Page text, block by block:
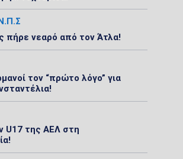
πήρε νεαρό από τον Άτλα!
τον “πρώτο λόγο” για
U17 της ΑΕΛ στη